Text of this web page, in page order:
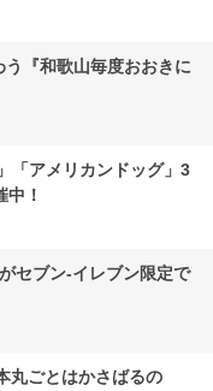
『和歌山毎度おおきに
「アメリカンドッグ」3
中！
セブン‐イレブン限定で
丸ごとはかさばるの